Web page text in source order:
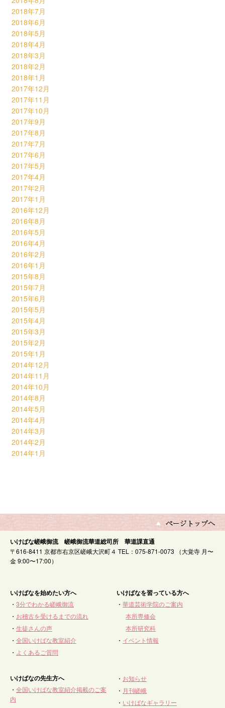
2018年7月
2018年6月
2018年5月
2018年4月
2018年3月
2018年2月
2018年1月
2017年12月
2017年11月
2017年10月
2017年9月
2017年8月
2017年7月
2017年6月
2017年5月
2017年4月
2017年2月
2017年1月
2016年12月
2016年8月
2016年5月
2016年4月
2016年2月
2016年1月
2015年8月
2015年7月
2015年6月
2015年5月
2015年4月
2015年3月
2015年2月
2015年1月
2014年12月
2014年11月
2014年10月
2014年8月
2014年5月
2014年4月
2014年3月
2014年2月
2014年1月
いけばな嵯峨御流 嵯峨御流華道総司所 華道課直通
〒616-8411 京都市右京区嵯峨大沢町４ TEL：075-871-0073 （大覚寺 月〜
金 9:00〜17:00）
いけばなを始めたい方へ
・ 3分でわかる嵯峨御流
・ お稽古を受けるまでの流れ
・ 生徒さんの声
・ 全国いけばな教室紹介
・ よくあるご質問
いけばなを習っている方へ
・華道芸術学院のご案内
本所専修会
本所研究科
・ イベント情報
いけばなの先生方へ
・ 全国いけばな教室紹介掲載のご案
内
・ お知らせ
・ 月刊嵯峨
・ いけばなギャラリー